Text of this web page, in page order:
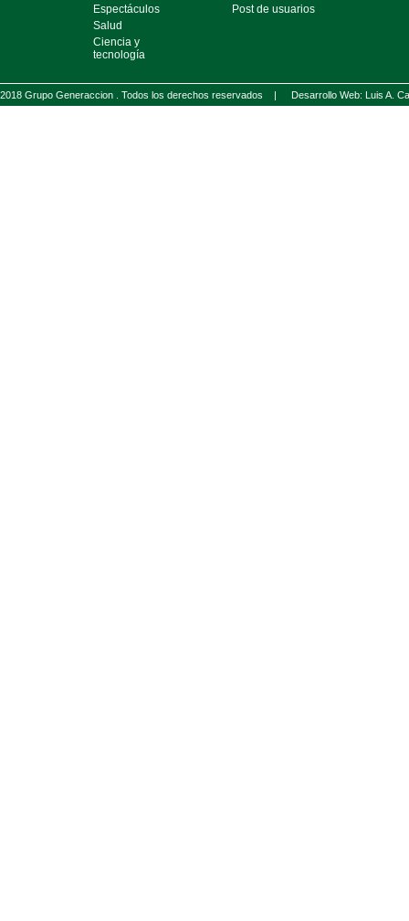
Espectáculos
Salud
Ciencia y
tecnología
Post de usuarios
2018 Grupo Generaccion . Todos los derechos reservados | Desarrollo Web: Luis